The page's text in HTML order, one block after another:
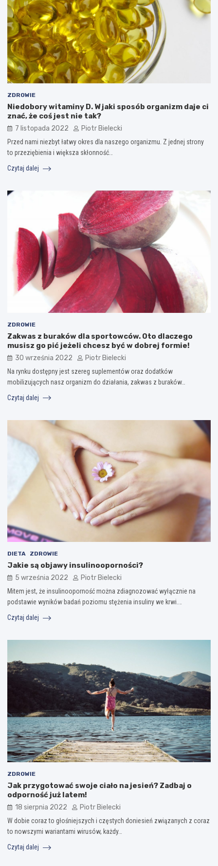
ZDROWIE
Niedobory witaminy D. W jaki sposób organizm daje ci
znać, że coś jest nie tak?
7 listopada 2022 Piotr Bielecki
Przed nami niezbyt łatwy okres dla naszego organizmu. Z jednej strony
to przeziębienia i większa skłonność…
Czytaj dalej
ZDROWIE
Zakwas z buraków dla sportowców. Oto dlaczego
musisz go pić jeżeli chcesz być w dobrej formie!
30 września 2022 Piotr Bielecki
Na rynku dostępny jest szereg suplementów oraz dodatków
mobilizujących nasz organizm do działania, zakwas z buraków…
Czytaj dalej
DIETA ZDROWIE
Jakie są objawy insulinooporności?
5 września 2022 Piotr Bielecki
Mitem jest, że insulinooporność można zdiagnozować wyłącznie na
podstawie wyników badań poziomu stężenia insuliny we krwi.…
Czytaj dalej
ZDROWIE
Jak przygotować swoje ciało na jesień? Zadbaj o
odporność już latem!
18 sierpnia 2022 Piotr Bielecki
W dobie coraz to głośniejszych i częstych doniesień związanych z coraz
to nowszymi wariantami wirusów, każdy…
Czytaj dalej